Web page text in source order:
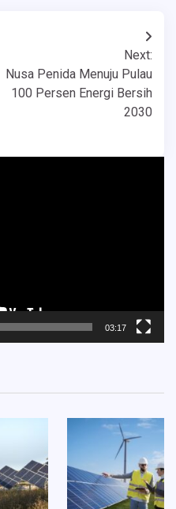
Next:
Nusa Penida Menuju Pulau
100 Persen Energi Bersih
2030
03:17